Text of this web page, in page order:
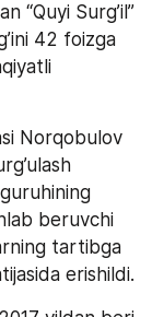
“Quyi Surg’il”
42 foizga
Norqobulov
beruvchi
tartibga